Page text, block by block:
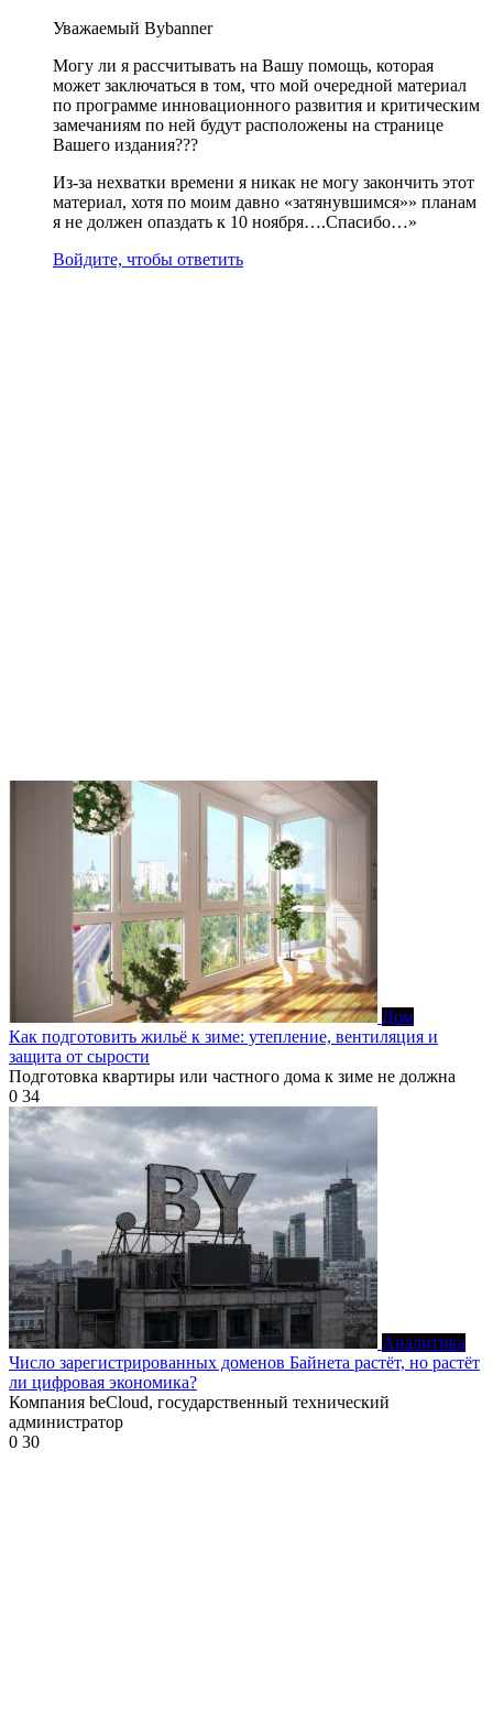
Уважаемый Bybanner
Могу ли я рассчитывать на Вашу помощь, которая
может заключаться в том, что мой очередной материал
по программе инновационного развития и критическим
замечаниям по ней будут расположены на странице
Вашего издания???
Из-за нехватки времени я никак не могу закончить этот
материал, хотя по моим давно «затянувшимся»» планам
я не должен опаздать к 10 ноября….Спасибо…»
Войдите, чтобы ответить
Дом
Как подготовить жильё к зиме: утепление, вентиляция и
защита от сырости
Подготовка квартиры или частного дома к зиме не должна
0 34
Аналитика
Число зарегистрированных доменов Байнета растёт, но растёт
ли цифровая экономика?
Компания beCloud, государственный технический
администратор
0 30